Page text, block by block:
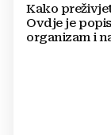
Kako
Ovdje je
organizam i